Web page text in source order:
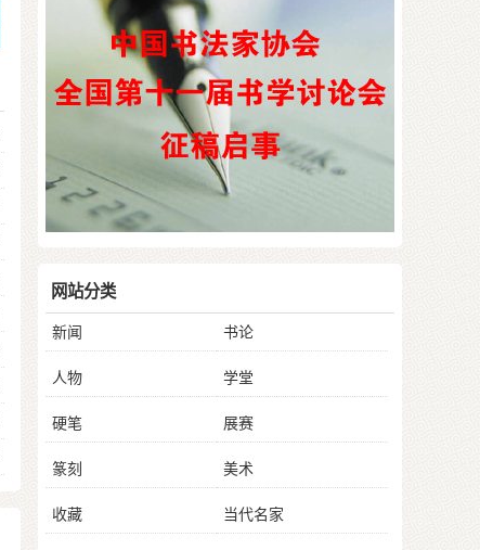
网站分类
新闻 书论
人物 学堂
硬笔 展赛
篆刻 美术
收藏 当代名家